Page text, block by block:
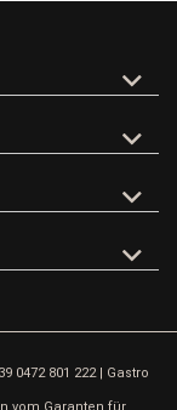
0472 801 222 | Gastro